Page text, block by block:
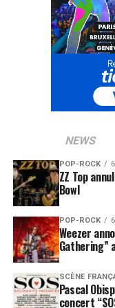
SUJETS ASSOCIÉS:
NEWS
POP-ROCK
ZZ Top
Bowl
POP-ROCK
Weezer
Gathering”
SCÈNE
Pascal
concert